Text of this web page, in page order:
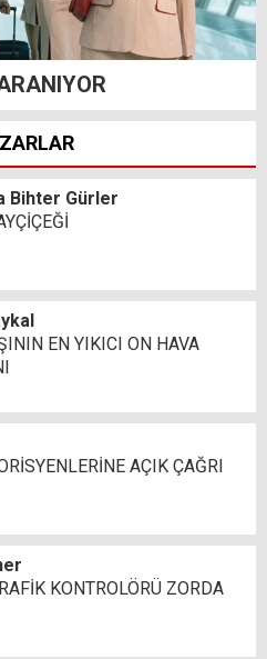
Bihter Gürler
EN YIKICI ON HAVA
AÇIK ÇAĞRI
KONTROLÖRÜ ZORDA